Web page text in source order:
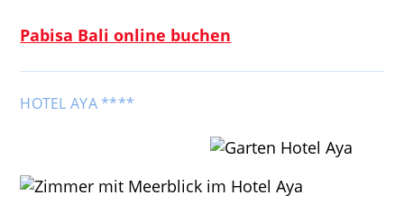
Pabisa Bali online buchen
HOTEL AYA ****